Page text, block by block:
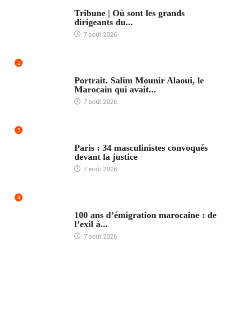
Tribune | Où sont les grands
dirigeants du...
7 août 2026
2
Portrait. Salim Mounir Alaoui, le
Marocain qui avait...
7 août 2026
3
Paris : 34 masculinistes convoqués
devant la justice
7 août 2026
4
100 ans d’émigration marocaine : de
l’exil à...
7 août 2026